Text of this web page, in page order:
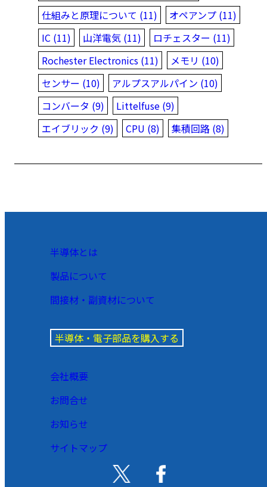
仕組みと原理について (11)
オペアンプ (11)
IC (11)
山洋電気 (11)
ロチェスター (11)
Rochester Electronics (11)
メモリ (10)
センサー (10)
アルプスアルパイン (10)
コンバータ (9)
Littelfuse (9)
エイブリック (9)
CPU (8) 集積回路 (8)
半導体とは
製品について
間接材・副資材について
半導体・電子部品を購入する
会社概要
お問合せ
お知らせ
サイトマップ